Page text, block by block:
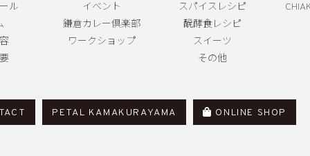
ル
イベント
鎌倉カレー倶楽部
ワークショップ
スパイスレシピ
醗酵食レシピ
スイーツ
その他
PETAL KAMAKURAYAMA ONLINE SHOP